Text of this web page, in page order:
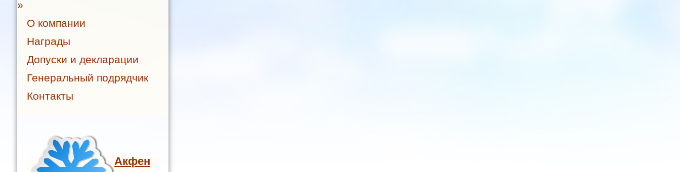
»
О компании
Награды
Допуски и декларации
Генеральный подрядчик
Контакты
Акфен